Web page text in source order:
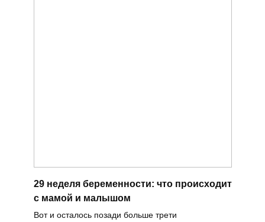
29 неделя беременности: что происходит
с мамой и малышом
Вот и осталось позади больше трети